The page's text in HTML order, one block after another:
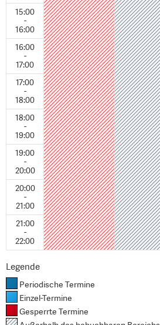
15:00
-
16:00
16:00
-
17:00
17:00
-
18:00
18:00
-
19:00
19:00
-
20:00
20:00
-
21:00
21:00
-
22:00
Legende
Periodische Termine
Einzel-Termine
Gesperrte Termine